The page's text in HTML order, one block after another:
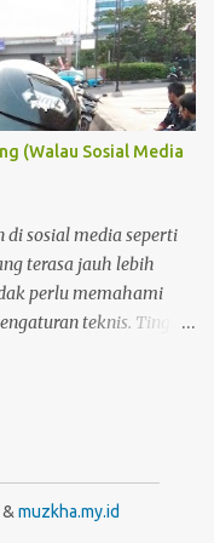
(Walau Sosial Media
sosial media seperti
terasa jauh lebih
perlu memahami
teknis. Tinggal
&muzkha.my.id